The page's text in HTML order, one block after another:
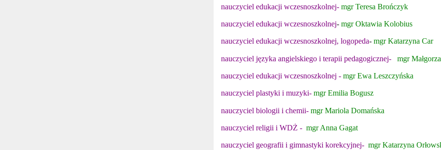
nauczyciel edukacji wczesnoszkolnej- mgr Teresa Brończyk
nauczyciel edukacji wczesnoszkolnej- mgr Oktawia Kolobius
nauczyciel edukacji wczesnoszkolnej, logopeda- mgr Katarzyna Car
nauczyciel języka angielskiego i terapii pedagogicznej- mgr
nauczyciel edukacji wczesnoszkolnej - mgr Ewa Leszczyńska
nauczyciel plastyki i muzyki- mgr Emilia Bogusz
nauczyciel biologii i chemii- mgr Mariola Domańska
nauczyciel religii i WDŻ - mgr Anna Gagat
nauczyciel geografii i gimnastyki korekcyjnej- mgr Katarzyna